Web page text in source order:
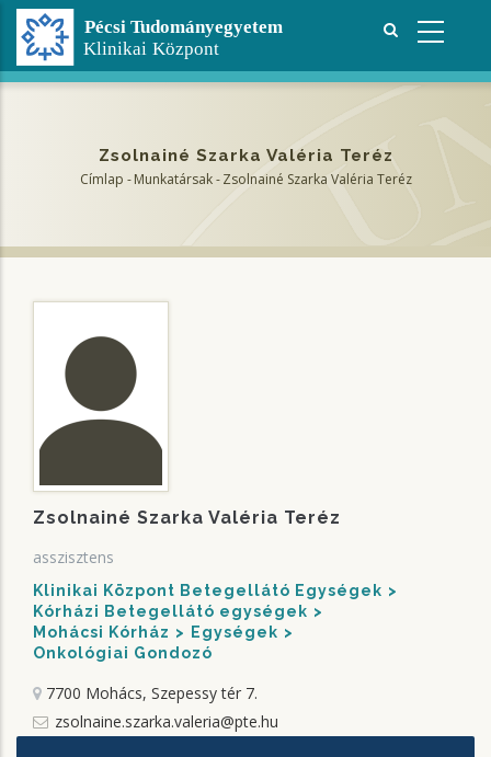
Ugrás
tartalomra
Zsolnainé Szarka Valéria Teréz
Címlap - Munkatársak - Zsolnainé Szarka Valéria Teréz
Zsolnainé Szarka Valéria Teréz
asszisztens
Klinikai Központ Betegellátó Egységek
Kórházi Betegellátó egységek
Mohácsi Kórház
Egységek
Onkológiai Gondozó
7700 Mohács, Szepessy tér 7.
zsolnaine.szarka.valeria@pte.hu